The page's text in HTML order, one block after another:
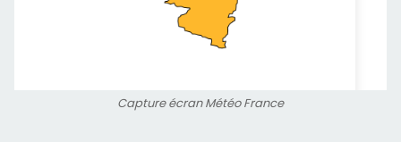
Capture écran Météo France